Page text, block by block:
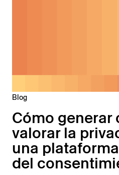
Blog
Cómo generar
valorar la
una
del